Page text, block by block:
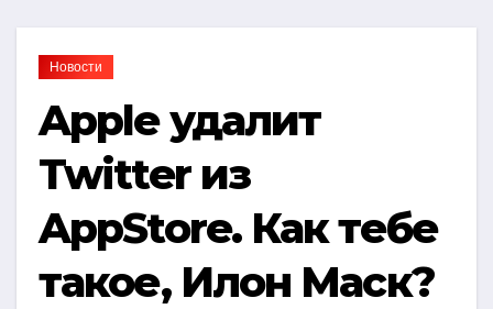
Новости
Apple удалит
Twitter из
AppStore. Как тебе
такое, Илон Маск?